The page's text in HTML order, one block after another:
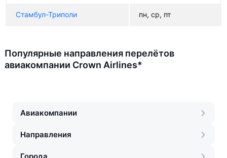
Стамбул-Триполи пн, ср, пт
Популярные направления перелётов
авиакомпании Crown Airlines*
Авиакомпании
Направления